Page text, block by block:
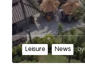
Leisure News by